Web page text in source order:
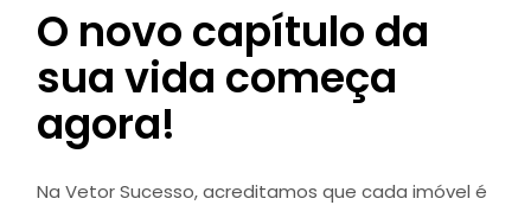
O novo capítulo da
sua vida começa
agora!
Na Vetor Sucesso, acreditamos que cada imóvel é